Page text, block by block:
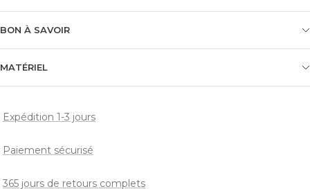
BON À SAVOIR
MATÉRIEL
Expédition 1-3 jours
Paiement sécurisé
365 jours de retours complets